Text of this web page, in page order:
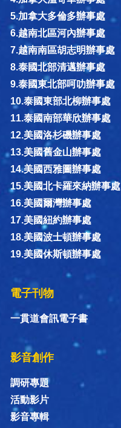
5.加拿大多倫多辦事處
6.越南北區河內辦事處
7.越南南區胡志明辦事處
8.泰國北部清邁辦事處
9.泰國東北部呵叻辦事處
10.泰國東部北柳辦事處
11.泰國南部華欣辦事處
12.美國洛杉磯辦事處
13.美國舊金山辦事處
14.美國西雅圖辦事處
15.美國北卡羅來納辦事處
16.美國爾灣辦事處
17.美國紐約辦事處
18.美國波士頓辦事處
19.美國休斯頓辦事處
電子刊物
一貫道會訊電子書
影音創作
調研專題
活動影片
影音專輯